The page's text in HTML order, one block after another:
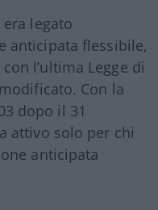
era legato
anticipata flessibile,
l’ultima Legge di
Con la
dopo il 31
attivo solo per chi
anticipata